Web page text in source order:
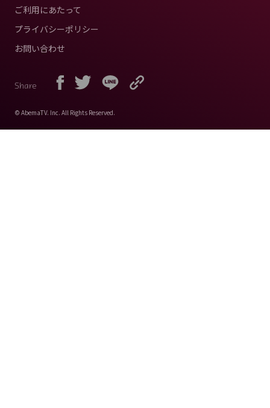
ご利用にあたって
プライバシーポリシー
お問い合わせ
Share
© AbemaTV. Inc. All Rights Reserved.